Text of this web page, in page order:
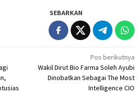
SEBARKAN
Pos berikutnya
Wakil Dirut Bio Farma Soleh Ayubi
Dinobatkan Sebagai The Most
Intelligence CIO